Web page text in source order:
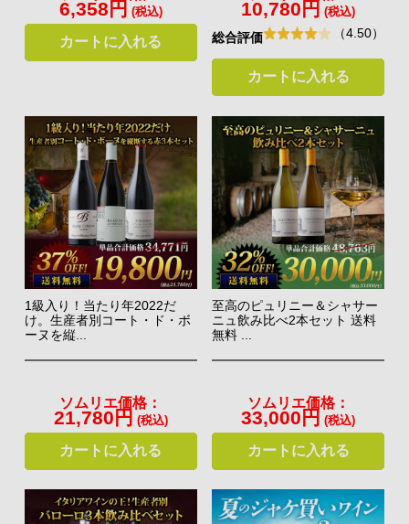
6,358円 (税込)
カートに入れる
10,780円 (税込)
総合評価 （4.50）
カートに入れる
1級入り！当たり年2022だ
け。生産者別コート・ド・ボ
ーヌを縦...
ソムリエ価格：
21,780円 (税込)
カートに入れる
至高のピュリニー＆シャサー
ニュ飲み比べ2本セット 送料
無料 ...
ソムリエ価格：
33,000円 (税込)
カートに入れる